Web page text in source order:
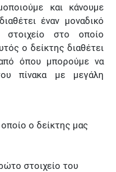
και κάνουμε
έναν μοναδικό
στο οποίο
ο δείκτης διαθέτει
όπου μπορούμε να
πίνακα με μεγάλη
ο δείκτης μας
στοιχείο του